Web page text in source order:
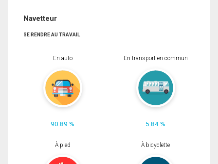
Navetteur
SE RENDRE AU TRAVAIL
En auto
90.89 %
En transport en commun
5.84 %
À pied À bicyclette